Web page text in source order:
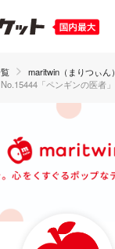
maritwin（まりつぃん）
No.15444「ペンギンの医者」